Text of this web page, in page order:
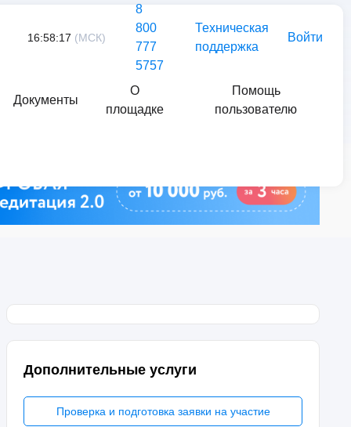
16:58:17 (МСК)
8
800
777
5757
Техническая
поддержка
Войти
Документы
О
площадке
Помощь
пользователю
Дополнительные услуги
Проверка и подготовка заявки на участие